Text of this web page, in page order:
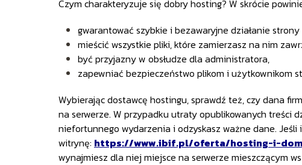
Czym charakteryzuje się dobry hosting? W skrócie
gwarantować szybkie i bezawaryjne działanie
mieścić wszystkie pliki, które zamierzasz na nim
być przyjazny w obsłudze dla administratora,
zapewniać bezpieczeństwo plikom i użytkownikom
Wybierając dostawcę hostingu, sprawdź też, czy dana
na serwerze. W przypadku utraty opublikowanych treści
niefortunnego wydarzenia i odzyskasz ważne dane.
witrynę: https://www.ibif.pl/oferta/hosting-i-
wynajmiesz dla niej miejsce na serwerze mieszczącym